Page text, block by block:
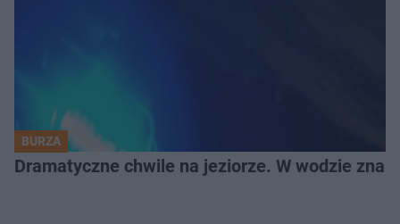
BURZA
Dramatyczne chwile na jeziorze. W wodzie